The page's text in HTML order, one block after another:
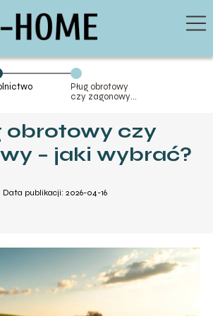
Pług obrotowy
czy zagonowy –
obrotowy czy
– jaki wybrać?
Data publikacji: 2026-04-16